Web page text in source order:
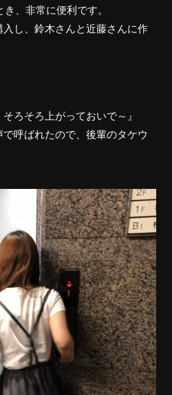
、非常に便利です。
し、鈴木さんと近藤さんに作
ろそろ上がっておいで～』
呼ばれたので、後輩のタケウ